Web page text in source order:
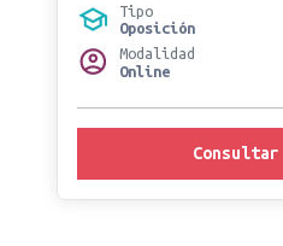
Tipo
Oposición
Modalidad
Online